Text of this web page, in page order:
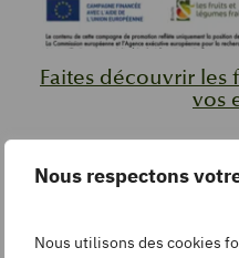
Nous respectons
Nous utilisons des cookies
Faites découvrir les
vos
Nos recettes pour